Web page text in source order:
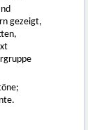
gezeigt,